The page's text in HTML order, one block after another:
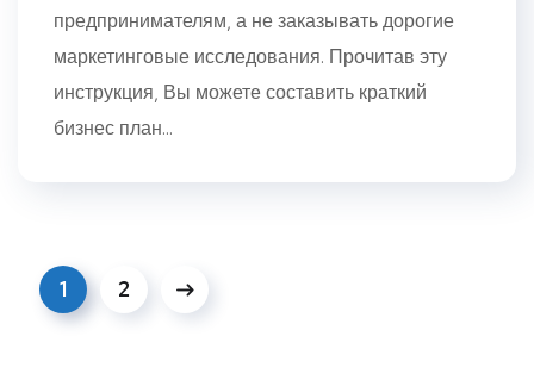
предпринимателям, а не заказывать дорогие
маркетинговые исследования. Прочитав эту
инструкция, Вы можете составить краткий
бизнес план...
1 2